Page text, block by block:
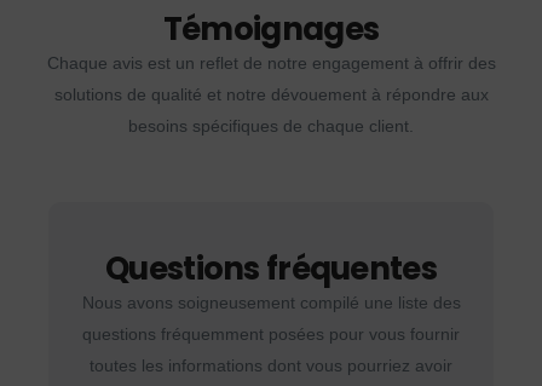
Témoignages
Chaque avis est un reflet de notre engagement à offrir des
solutions de qualité et notre dévouement à répondre aux
besoins spécifiques de chaque client.
Questions fréquentes
Nous avons soigneusement compilé une liste des
questions fréquemment posées pour vous fournir
toutes les informations dont vous pourriez avoir